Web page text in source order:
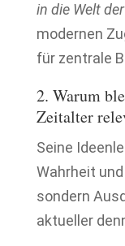
in die Welt
modernen
für zentrale
2. Warum
Zeitalter
Seine
Wahrheit
sondern
aktueller